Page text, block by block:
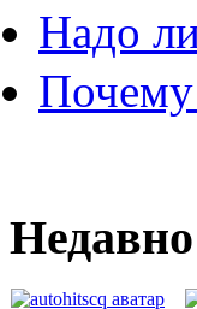
Надо
Почему